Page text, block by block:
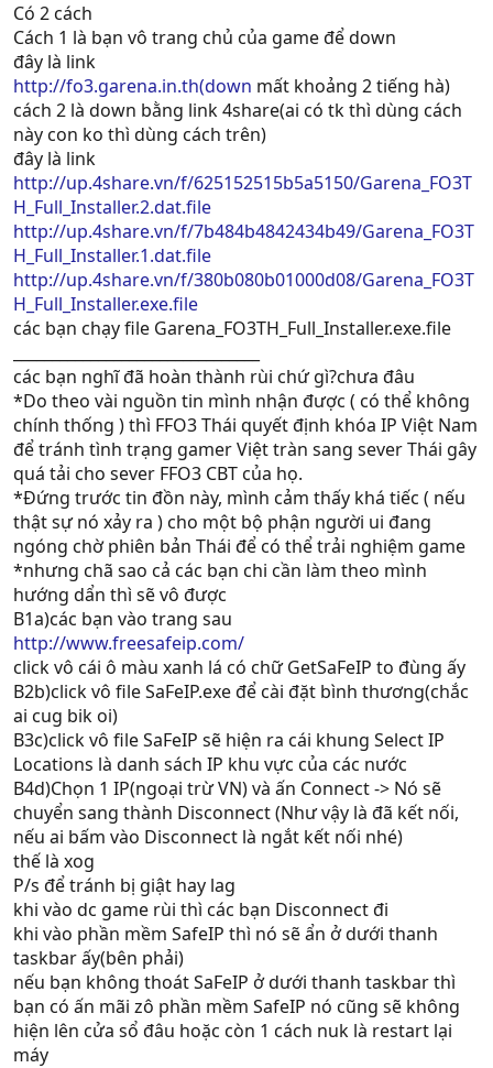
Có 2 cách
Cách 1 là bạn vô trang chủ của game để down
đây là link
http://fo3.garena.in.th(down mất khoảng 2 tiếng hà)
cách 2 là down bằng link 4share(ai có tk thì dùng cách
này con ko thì dùng cách trên)
đây là link
http://up.4share.vn/f/625152515b5a5150/Garena_FO3T
H_Full_Installer.2.dat.file
http://up.4share.vn/f/7b484b4842434b49/Garena_FO3T
H_Full_Installer.1.dat.file
http://up.4share.vn/f/380b080b01000d08/Garena_FO3T
H_Full_Installer.exe.file
các bạn chạy file Garena_FO3TH_Full_Installer.exe.file
các bạn nghĩ đã hoàn thành rùi chứ gì?chưa đâu
*Do theo vài nguồn tin mình nhận được ( có thể không
chính thống ) thì FFO3 Thái quyết định khóa IP Việt Nam
để tránh tình trạng gamer Việt tràn sang sever Thái gây
quá tải cho sever FFO3 CBT của họ.
*Đứng trước tin đồn này, mình cảm thấy khá tiếc ( nếu
thật sự nó xảy ra ) cho một bộ phận người ui đang
ngóng chờ phiên bản Thái để có thể trải nghiệm game
*nhưng chã sao cả các bạn chi cần làm theo mình
hướng dẩn thì sẽ vô được
B1a)các bạn vào trang sau
http://www.freesafeip.com/
click vô cái ô màu xanh lá có chữ GetSaFeIP to đùng ấy
B2b)click vô file SaFeIP.exe để cài đặt bình thương(chắc
ai cug bik oi)
B3c)click vô file SaFeIP sẽ hiện ra cái khung Select IP
Locations là danh sách IP khu vực của các nước
B4d)Chọn 1 IP(ngoại trừ VN) và ấn Connect -> Nó sẽ
chuyển sang thành Disconnect (Như vậy là đã kết nối,
nếu ai bấm vào Disconnect là ngắt kết nối nhé)
thế là xog
P/s để tránh bị giật hay lag
khi vào dc game rùi thì các bạn Disconnect đi
khi vào phần mềm SafeIP thì nó sẽ ẩn ở dưới thanh
taskbar ấy(bên phải)
nếu bạn không thoát SaFeIP ở dưới thanh taskbar thì
bạn có ấn mãi zô phần mềm SafeIP nó cũng sẽ không
hiện lên cửa sổ đâu hoặc còn 1 cách nuk là restart lại
máy